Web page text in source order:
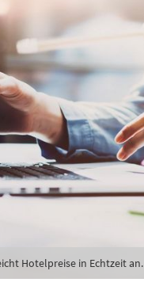
Hotelpreise in Echtzeit
Datenschutzerklärung
Danke, heute nicht